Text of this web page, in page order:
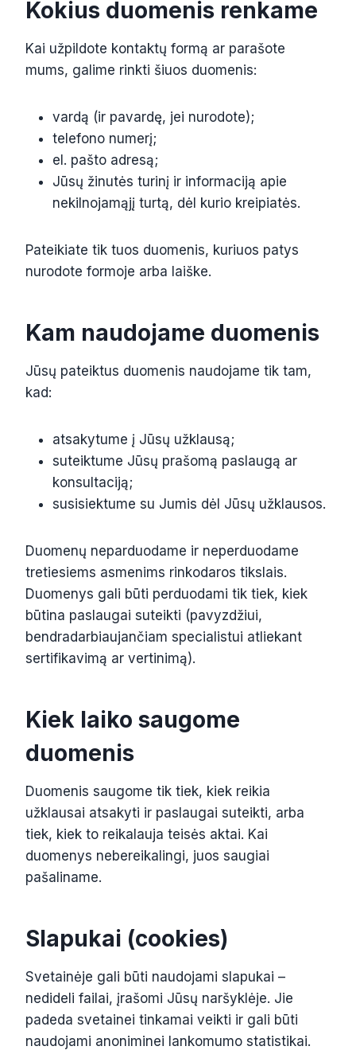
Kokius duomenis renkame
Kai užpildote kontaktų formą ar parašote
mums, galime rinkti šiuos duomenis:
vardą (ir pavardę, jei nurodote);
telefono numerį;
el. pašto adresą;
Jūsų žinutės turinį ir informaciją apie
nekilnojamąjį turtą, dėl kurio kreipiatės.
Pateikiate tik tuos duomenis, kuriuos patys
nurodote formoje arba laiške.
Kam naudojame duomenis
Jūsų pateiktus duomenis naudojame tik tam,
kad:
atsakytume į Jūsų užklausą;
suteiktume Jūsų prašomą paslaugą ar
konsultaciją;
susisiektume su Jumis dėl Jūsų užklausos.
Duomenų neparduodame ir neperduodame
tretiesiems asmenims rinkodaros tikslais.
Duomenys gali būti perduodami tik tiek, kiek
būtina paslaugai suteikti (pavyzdžiui,
bendradarbiaujančiam specialistui atliekant
sertifikavimą ar vertinimą).
Kiek laiko saugome
duomenis
Duomenis saugome tik tiek, kiek reikia
užklausai atsakyti ir paslaugai suteikti, arba
tiek, kiek to reikalauja teisės aktai. Kai
duomenys nebereikalingi, juos saugiai
pašaliname.
Slapukai (cookies)
Svetainėje gali būti naudojami slapukai –
nedideli failai, įrašomi Jūsų naršyklėje. Jie
padeda svetainei tinkamai veikti ir gali būti
naudojami anoniminei lankomumo statistikai.